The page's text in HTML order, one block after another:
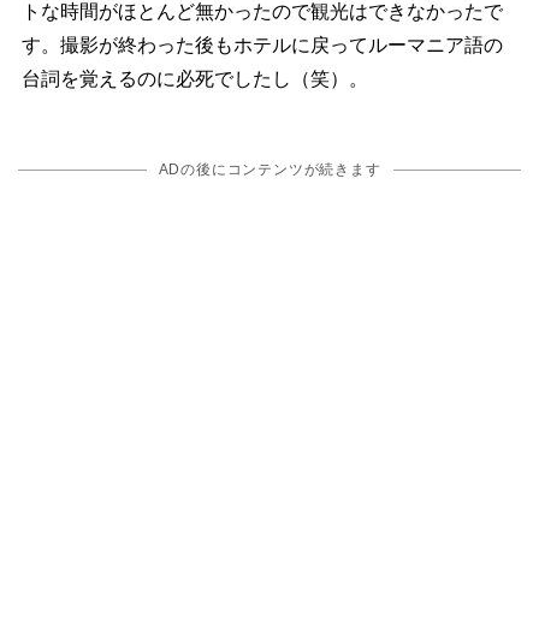
トな時間がほとんど無かったので観光はできなかったで
す。撮影が終わった後もホテルに戻ってルーマニア語の
台詞を覚えるのに必死でしたし（笑）。
ADの後にコンテンツが続きます